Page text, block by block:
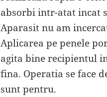
absorbi intr-atat incat
Aparasit nu am
Aplicarea pe penele
agita bine recipientul
fina. Operatia se face
sunt pentru.